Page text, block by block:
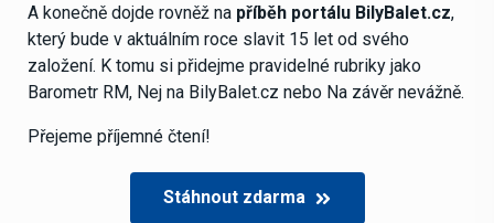
A konečně dojde rovněž na příběh portálu BilyBalet.cz,
který bude v aktuálním roce slavit 15 let od svého
založení. K tomu si přidejme pravidelné rubriky jako
Barometr RM, Nej na BilyBalet.cz nebo Na závěr nevážně.
Přejeme příjemné čtení!
Stáhnout zdarma